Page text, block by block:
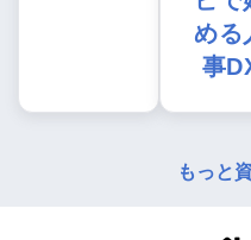
める
事
もっと